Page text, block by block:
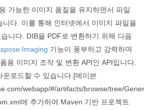
가능한 이미지 품질을 유지하면서 파일
니다. 이를 통해 인터넷에서 이미지 파일을
니다. DIB을 PDF로 변환하기 위해 다음
기능이 풍부하고 강력하며
용 이미지 조작 및 변환 API인 API입니다.
로드할 수 있습니다.[메이븐
webapp/#/artifacts/browse/tree/
에 추가하여 Maven 기반 프로젝트